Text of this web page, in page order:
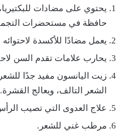
يحتوي على مضادات
حافظة في مستحضرات
يعمل مضادًا للأكسدة لاحتوائه
يحارب علامات تقدم السن
زيت اليانسون مفيد جدًا
الشعر التالف، ويعالج القشرة.
علاج العدوى التي تصيب
مرطب غني للشعر.